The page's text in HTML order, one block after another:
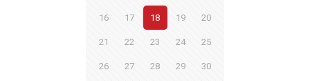
16 17 18 19 20
21 22 23 24 25
26 27 28 29 30